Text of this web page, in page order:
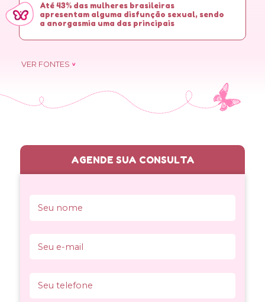
Até 43% das mulheres brasileiras
apresentam alguma disfunção sexual, sendo
a anorgasmia uma das principais
VER FONTES
Abdo CHN, Oliveira WM Jr, Moreira ED Jr, Fittipaldi JAS.
Prevalence of sexual dysfunctions and correlated
conditions in a sample of Brazilian women—results of
the Brazilian study on sexual behavior (BSSB). Int J
AGENDE SUA CONSULTA